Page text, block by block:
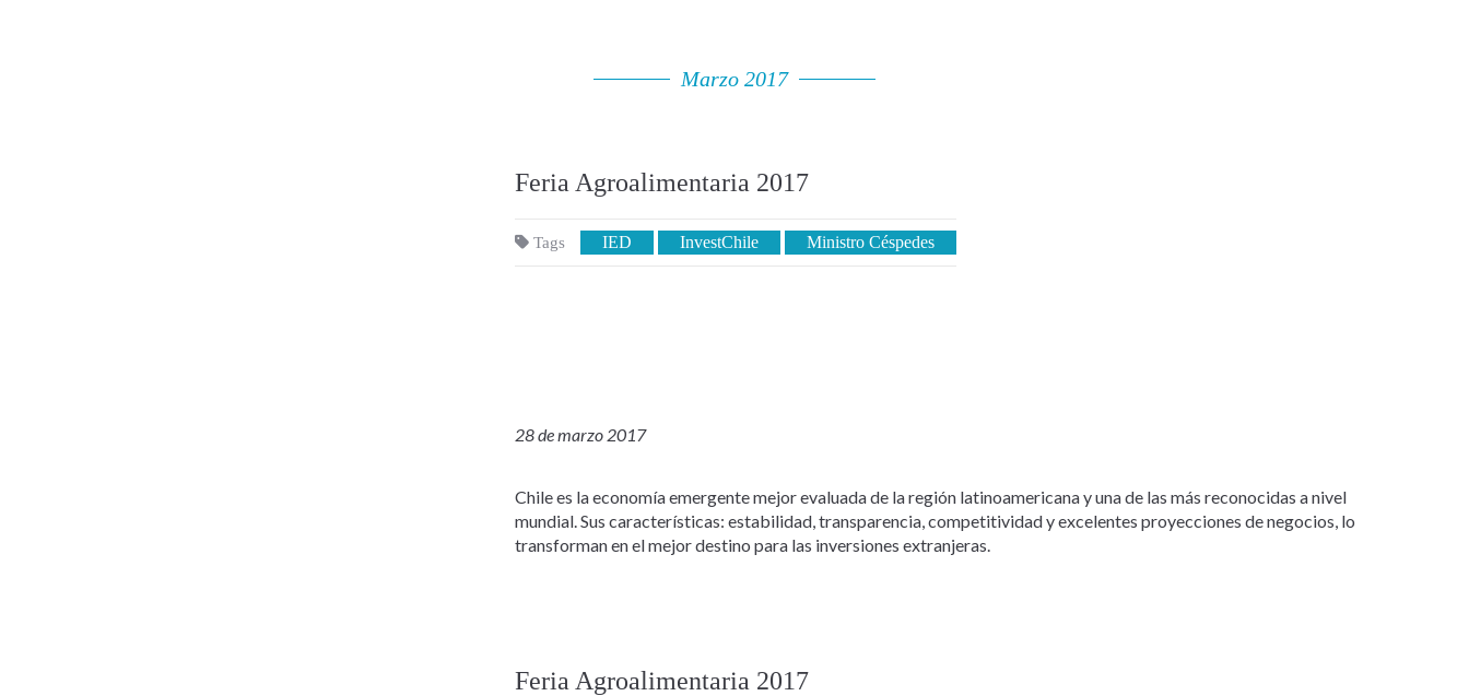
Marzo 2017
Feria Agroalimentaria 2017
Tags IED InvestChile Ministro Céspedes
28 de marzo 2017
Chile es la economía emergente mejor evaluada de la región latinoamericana y una de las más reconocidas a nivel
mundial. Sus características: estabilidad, transparencia, competitividad y excelentes proyecciones de negocios, lo
transforman en el mejor destino para las inversiones extranjeras.
Feria Agroalimentaria 2017